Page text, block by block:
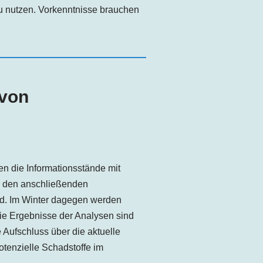
Vorkenntnisse brauchen
die Informationsstände mit
anschließenden
Im Winter dagegen werden
Ergebnisse der Analysen sind
über die aktuelle
Schadstoffe im